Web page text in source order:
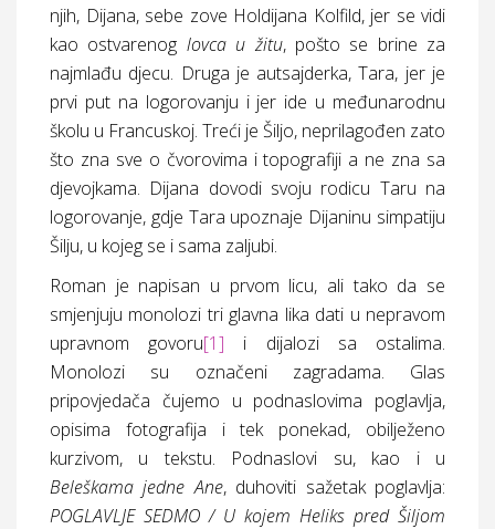
njih, Dijana, sebe zove Holdijana Kolfild, jer se vidi
kao ostvarenog lovca u žitu, pošto se brine za
najmlađu djecu. Druga je autsajderka, Tara, jer je
prvi put na logorovanju i jer ide u međunarodnu
školu u Francuskoj. Treći je Šiljo, neprilagođen zato
što zna sve o čvorovima i topografiji a ne zna sa
djevojkama. Dijana dovodi svoju rodicu Taru na
logorovanje, gdje Tara upoznaje Dijaninu simpatiju
Šilju, u kojeg se i sama zaljubi.
Roman je napisan u prvom licu, ali tako da se
smjenjuju monolozi tri glavna lika dati u nepravom
upravnom govoru[1] i dijalozi sa ostalima.
Monolozi su označeni zagradama. Glas
pripovjedača čujemo u podnaslovima poglavlja,
opisima fotografija i tek ponekad, obilježeno
kurzivom, u tekstu. Podnaslovi su, kao i u
Beleškama jedne Ane, duhoviti sažetak poglavlja:
POGLAVLJE SEDMO / U kojem Heliks pred Šiljom